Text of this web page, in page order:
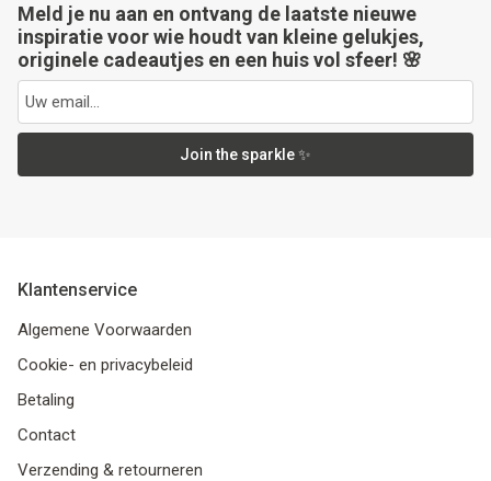
Meld je nu aan en ontvang de laatste nieuwe
inspiratie voor wie houdt van kleine gelukjes,
originele cadeautjes en een huis vol sfeer! 🌸
Join the sparkle ✨
Klantenservice
Algemene Voorwaarden
Cookie- en privacybeleid
Betaling
Contact
Verzending & retourneren